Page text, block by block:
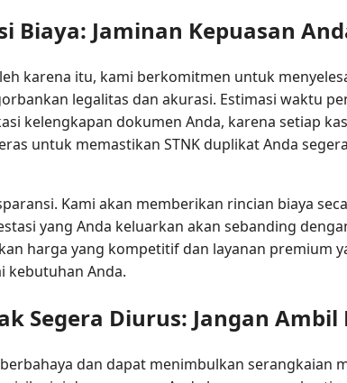
Biaya: Jaminan Kepuasan
karena itu, kami berkomitmen untuk
legalitas dan akurasi. Estimasi waktu
kelengkapan dokumen Anda, karena setiap
untuk memastikan STNK duplikat Anda
Kami akan memberikan rincian biaya
yang Anda keluarkan akan sebanding
harga yang kompetitif dan layanan premium
kebutuhan Anda.
Segera Diurus: Jangan Ambil
dan dapat menimbulkan serangkaian